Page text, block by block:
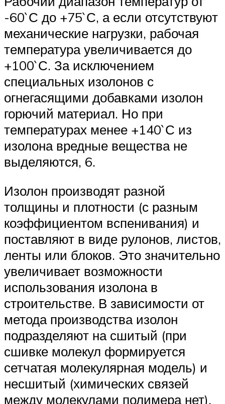
-60`С до +75`С, а если отсутствуют
механические нагрузки, рабочая
температура увеличивается до
+100`С. За исключением
специальных изолонов с
огнегасящими добавками изолон
горючий материал. Но при
температурах менее +140`С из
изолона вредные вещества не
выделяются, 6.
Изолон производят разной
толщины и плотности (с разным
коэффициентом вспенивания) и
поставляют в виде рулонов, листов,
ленты или блоков. Это значительно
увеличивает возможности
использования изолона в
строительстве. В зависимости от
метода производства изолон
подразделяют на сшитый (при
сшивке молекул формируется
сетчатая молекулярная модель) и
несшитый (химических связей
между молекулами полимера нет).